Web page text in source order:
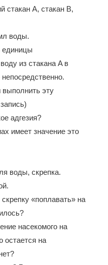
стакан А, стакан В,
воды.
единицы
из стакана A в
эту
адгезия?
имеет значение это
воды, скрепка.
«поплавать» на
насекомого на
остается на